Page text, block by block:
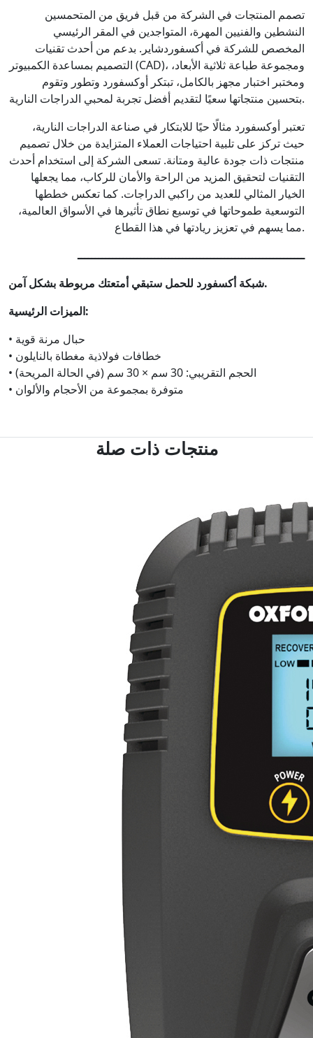
تصمم المنتجات في الشركة من قبل فريق من المتحمسين
النشطين والفنيين المهرة، المتواجدين في المقر الرئيسي
المخصص للشركة في أكسفوردشاير. بدعم من أحدث تقنيات
التصميم بمساعدة الكمبيوتر (CAD)، ومجموعة طباعة ثلاثية الأبعاد،
ومختبر اختبار مجهز بالكامل، تبتكر أوكسفورد وتطور وتقوم
بتحسين منتجاتها سعيًا لتقديم أفضل تجربة لمحبي الدراجات النارية.
تعتبر أوكسفورد مثالًا حيًا للابتكار في صناعة الدراجات النارية،
حيث تركز على تلبية احتياجات العملاء المتزايدة من خلال تصميم
منتجات ذات جودة عالية ومتانة. تسعى الشركة إلى استخدام أحدث
التقنيات لتحقيق المزيد من الراحة والأمان للركاب، مما يجعلها
الخيار المثالي للعديد من راكبي الدراجات. كما تعكس خططها
التوسعية طموحاتها في توسيع نطاق تأثيرها في الأسواق العالمية،
مما يسهم في تعزيز ريادتها في هذا القطاع.
ـــــــــــــــــــــــــــــــــــــــــــــــــــــــــــــــــ
شبكة أكسفورد للحمل ستبقي أمتعتك مربوطة بشكل آمن.
الميزات الرئيسية:
• حبال مرنة قوية
• خطافات فولاذية مغطاة بالنايلون
• الحجم التقريبي: 30 سم × 30 سم (في الحالة المريحة)
• متوفرة بمجموعة من الأحجام والألوان
منتجات ذات صلة